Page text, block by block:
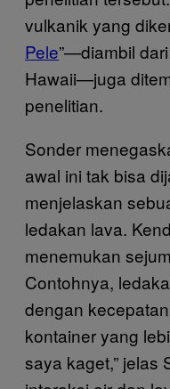
vulkanik yang
Pele”—diambil
Hawaii—juga
penelitian.
Sonder
awal ini tak bisa
menjelaskan
ledakan lava.
menemukan
Contohnya,
dengan
kontainer yang
saya kaget,” jelas